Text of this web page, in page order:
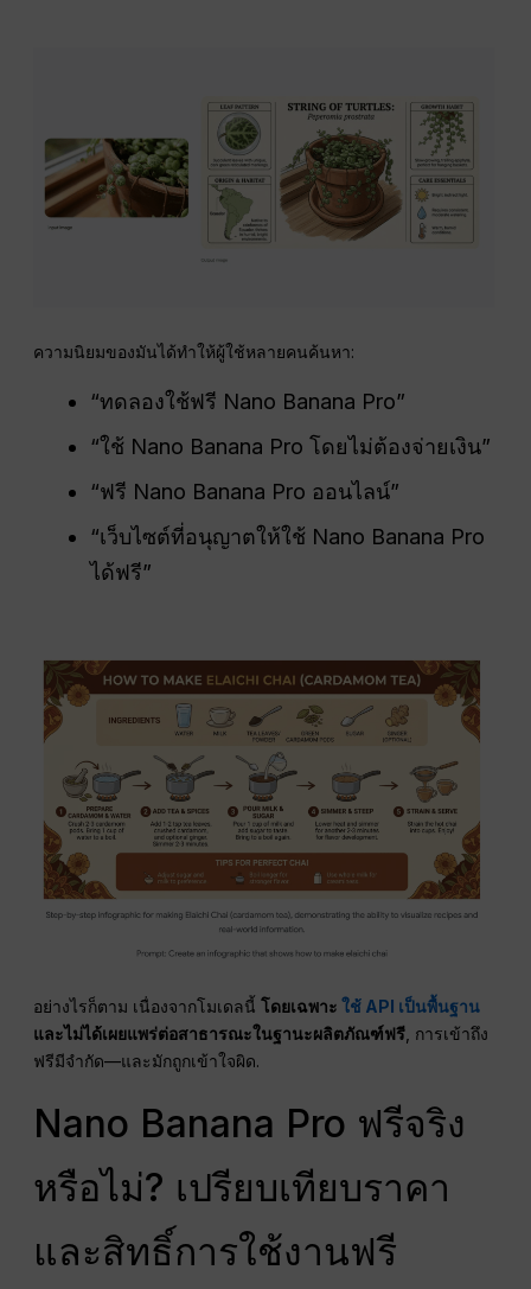
ความนิยมของมันได้ทำให้ผู้ใช้หลายคนค้นหา:
“ทดลองใช้ฟรี Nano Banana Pro”
“ใช้ Nano Banana Pro โดยไม่ต้องจ่ายเงิน”
“ฟรี Nano Banana Pro ออนไลน์”
“เว็บไซต์ที่อนุญาตให้ใช้ Nano Banana Pro
ได้ฟรี”
อย่างไรก็ตาม เนื่องจากโมเดลนี้โดยเฉพาะใช้ API เป็นพื้นฐาน
และไม่ได้เผยแพร่ต่อสาธารณะในฐานะผลิตภัณฑ์ฟรี , การเข้าถึง
ฟรีมีจำกัด—และมักถูกเข้าใจผิด.
Nano Banana Pro ฟรีจริง
หรือไม่? เปรียบเทียบราคา
และสิทธิ์การใช้งานฟรี